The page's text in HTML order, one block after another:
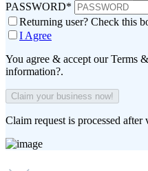
PASSWORD*
Returning user? Check this
I Agree
You agree & accept our Terms
information?.
Claim request is processed after